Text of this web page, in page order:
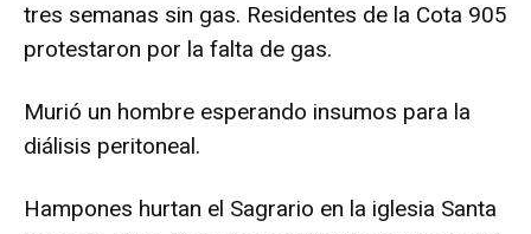
tres semanas sin gas. Residentes de la Cota 905
protestaron por la falta de gas.
Murió un hombre esperando insumos para la
diálisis peritoneal.
Hampones hurtan el Sagrario en la iglesia Santa